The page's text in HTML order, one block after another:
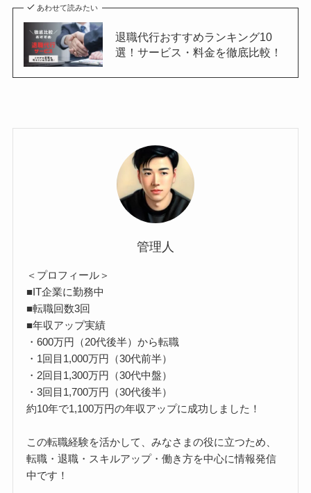
あわせて読みたい
退職代行おすすめランキング10
選！サービス・料金を徹底比較！
管理人
＜プロフィール＞
■IT企業に勤務中
■転職回数3回
■年収アップ実績
・600万円（20代後半）から転職
・1回目1,000万円（30代前半）
・2回目1,300万円（30代中盤）
・3回目1,700万円（30代後半）
約10年で1,100万円の年収アップに成功しました！
この転職経験を活かして、みなさまの役に立つため、
転職・退職・スキルアップ・働き方を中心に情報発信
中です！